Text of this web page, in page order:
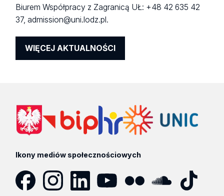
Biurem Współpracy z Zagranicą UŁ: +48 42 635 42
37, admission@uni.lodz.pl.
WIĘCEJ AKTUALNOŚCI
Ikony mediów społecznościowych